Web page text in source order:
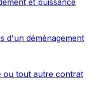
et puissance
d'un déménagement
ou tout autre contrat